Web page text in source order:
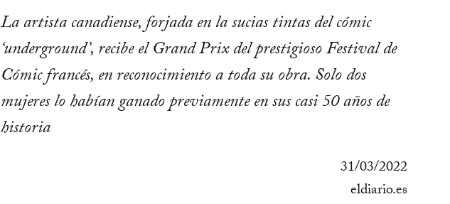
La artista canadiense, forjada en la sucias tintas del cómic
‘underground’, recibe el Grand Prix del prestigioso Festival de
Cómic francés, en reconocimiento a toda su obra. Solo dos
mujeres lo habían ganado previamente en sus casi 50 años de
historia
31/03/2022
eldiario.es